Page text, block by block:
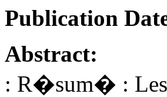
Publication
Abstract:
: R�sum� : Les